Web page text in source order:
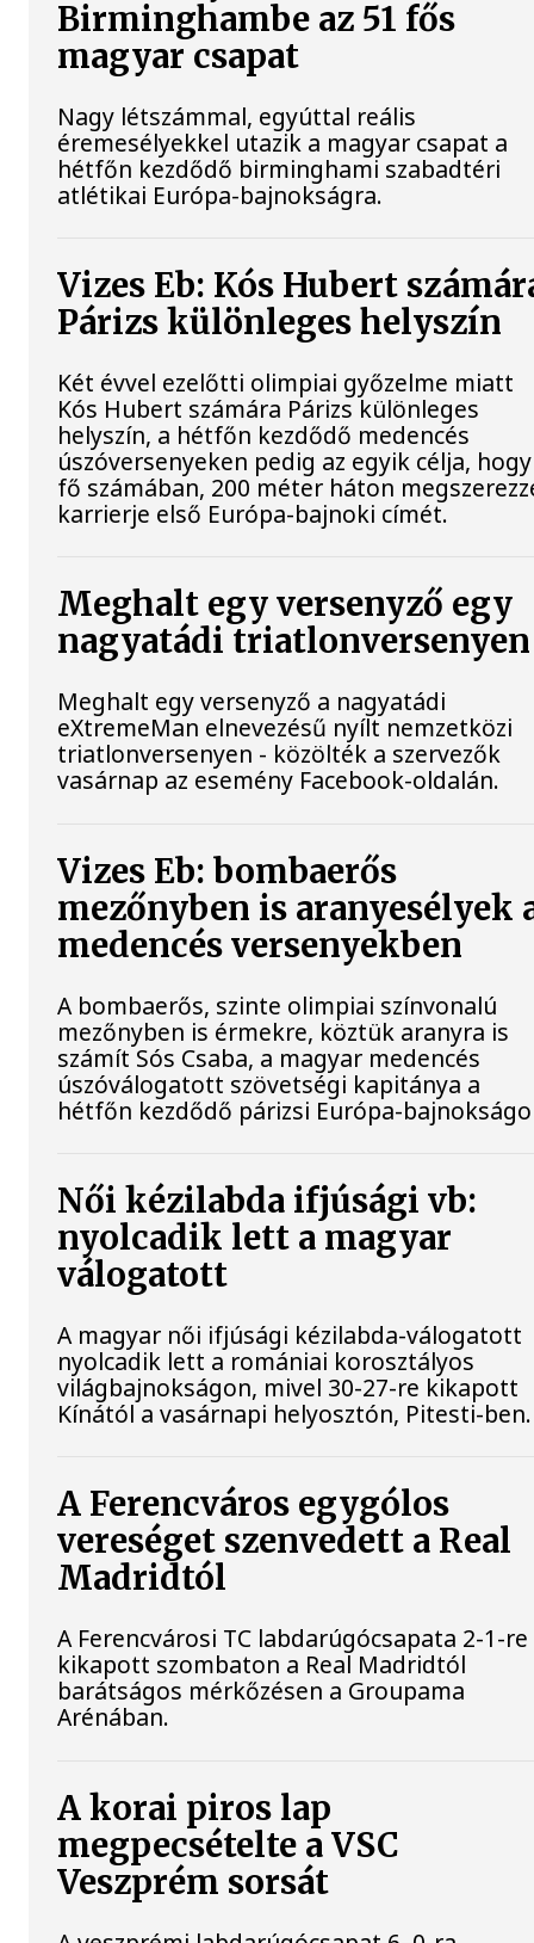
Birminghambe az 51 fős
magyar csapat
Nagy létszámmal, egyúttal reális
éremesélyekkel utazik a magyar csapat a
hétfőn kezdődő birminghami szabadtéri
atlétikai Európa-bajnokságra.
Vizes Eb: Kós Hubert
Párizs különleges helyszín
Két évvel ezelőtti olimpiai győzelme miatt
Kós Hubert számára Párizs különleges
helyszín, a hétfőn kezdődő medencés
úszóversenyeken pedig az egyik célja, hogy
fő számában, 200 méter háton
karrierje első Európa-bajnoki címét.
Meghalt egy versenyző egy
nagyatádi triatlonversenyen
Meghalt egy versenyző a nagyatádi
eXtremeMan elnevezésű nyílt nemzetközi
triatlonversenyen - közölték a szervezők
vasárnap az esemény Facebook-oldalán.
Vizes Eb: bombaerős
mezőnyben is aranyesélyek
medencés versenyekben
A bombaerős, szinte olimpiai színvonalú
mezőnyben is érmekre, köztük aranyra is
számít Sós Csaba, a magyar medencés
úszóválogatott szövetségi kapitánya a
hétfőn kezdődő párizsi Európa-
Női kézilabda ifjúsági vb:
nyolcadik lett a magyar
válogatott
A magyar női ifjúsági kézilabda-válogatott
nyolcadik lett a romániai korosztályos
világbajnokságon, mivel 30-27-re kikapott
Kínától a vasárnapi helyosztón, Pitesti-ben.
A Ferencváros egygólos
vereséget szenvedett a Real
Madridtól
A Ferencvárosi TC labdarúgócsapata 2-1-re
kikapott szombaton a Real Madridtól
barátságos mérkőzésen a Groupama
Arénában.
A korai piros lap
megpecsételte a VSC
Veszprém sorsát